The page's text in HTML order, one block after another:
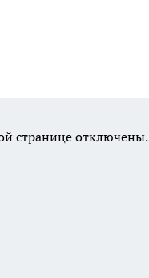
странице отключены.